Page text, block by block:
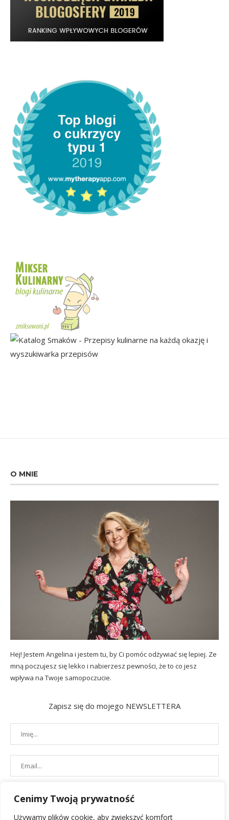
Cenimy Twoją prywatność
Używamy plików cookie, aby zwiększyć komfort
O MNIE
Hej! Jestem Angelina i jestem tu, by Ci pomóc odżywiać się lepiej. Ze
mną poczujesz się lekko i nabierzesz pewności, że to co jesz
wpływa na Twoje samopoczucie.
Zapisz się do mojego NEWSLETTERA